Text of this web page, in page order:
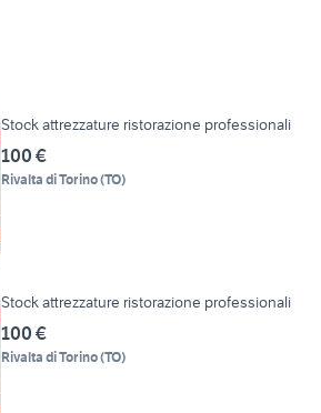
Stock attrezzature ristorazione professionali
100 €
Rivalta di Torino(TO)
Stock attrezzature ristorazione professionali
100 €
Rivalta di Torino(TO)